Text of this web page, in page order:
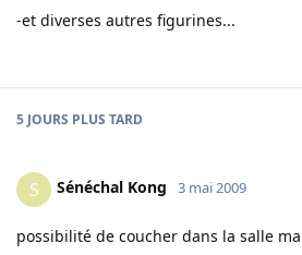
-et diverses autres figurines...
5 JOURS PLUS TARD
S Sénéchal Kong 3 mai 2009
possibilité de coucher dans la salle